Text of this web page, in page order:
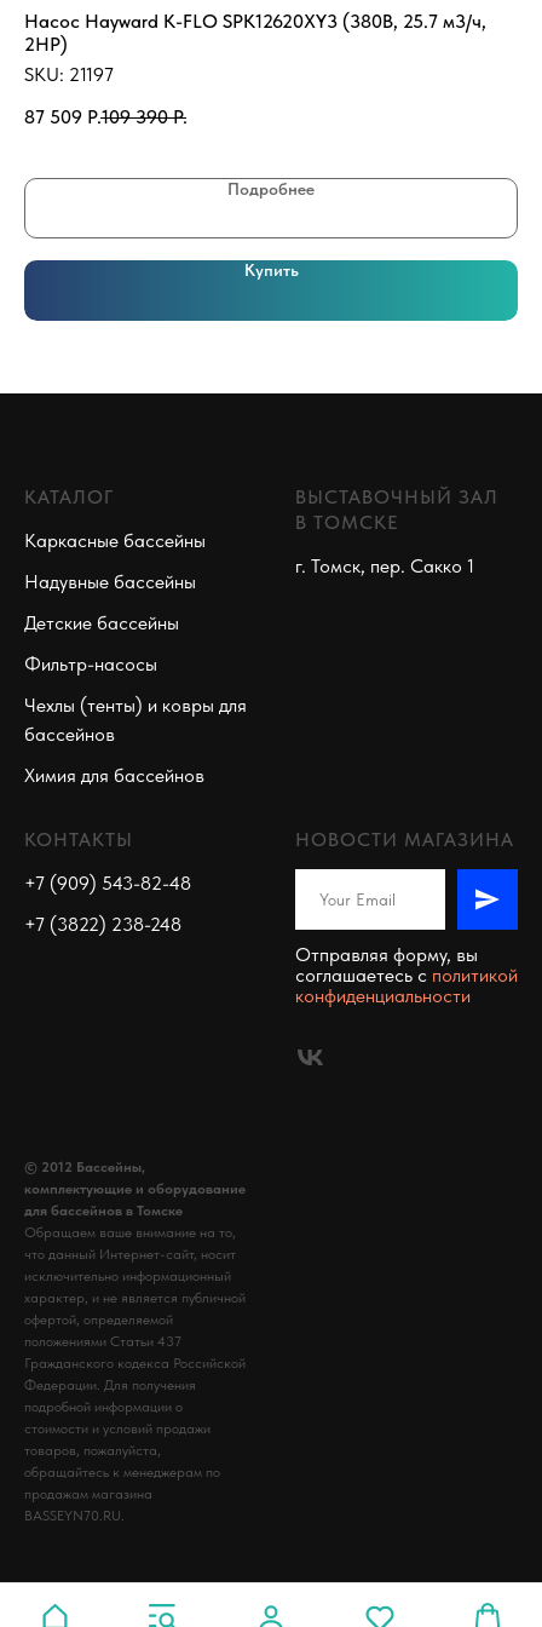
Насос Hayward K-FLO SPK12620XY3 (380В, 25.7 м3/ч,
2НР)
SKU: 21197
87 509 Р.109 390 Р.
Подробнее
Купить
КАТАЛОГ
Каркасные бассейны
Надувные бассейны
Детские бассейны
Фильтр-насосы
Чехлы (тенты) и ковры для
бассейнов
Химия для бассейнов
ВЫСТАВОЧНЫЙ ЗАЛ
В ТОМСКЕ
г. Томск, пер. Сакко 1
КОНТАКТЫ
+7 (909) 543-82-48
+7 (3822) 238-248
НОВОСТИ МАГАЗИНА
Отправляя форму, вы
соглашаетесь c политикой
конфиденциальности
© 2012 Бассейны,
комплектующие и оборудование
для бассейнов в Томске
Обращаем ваше внимание на то,
что данный Интернет-сайт, носит
исключительно информационный
характер, и не является публичной
офертой, определяемой
положениями Статьи 437
Гражданского кодекса Российской
Федерации. Для получения
подробной информации о
стоимости и условий продажи
товаров, пожалуйста,
обращайтесь к менеджерам по
продажам магазина
BASSEYN70.RU.